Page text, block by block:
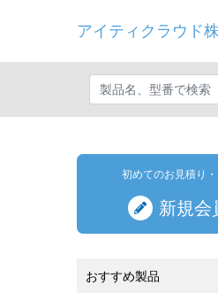
アイティクラウド
初めてのお見積り
新規会
おすすめ製品